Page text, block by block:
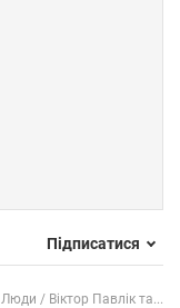
Підписатися
Люди Віктор Павлік та...